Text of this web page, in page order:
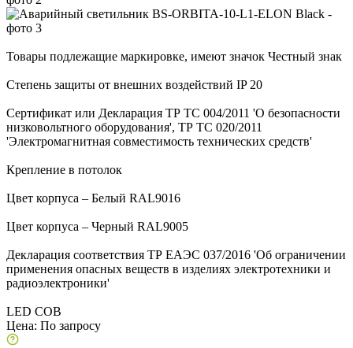
Товары подлежащие маркировке, имеют значок Честный знак
Степень защиты от внешних воздействий IP 20
Сертификат или Декларация ТР ТС 004/2011 'О безопасности
низковольтного оборудования', ТР ТС 020/2011
'Электромагнитная совместимость технических средств'
Крепление в потолок
Цвет корпуса – Белый RAL9016
Цвет корпуса – Черный RAL9005
Декларация соответствия ТР ЕАЭС 037/2016 'Об ограничении
применения опасных веществ в изделиях электротехники и
радиоэлектроники'
LED COB
Цена: По запросу